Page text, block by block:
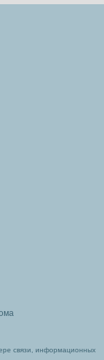
связи, информационных